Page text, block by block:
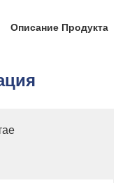
Описание Продукта